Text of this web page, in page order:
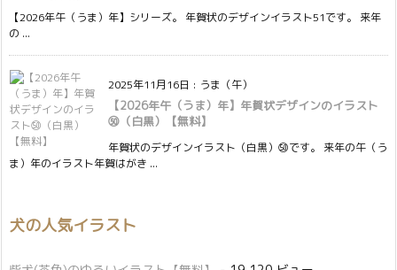
【2026年午（うま）年】シリーズ。 年賀状のデザインイラスト51です。 来年
の ...
2025年11月16日 : うま（午）
【2026年午（うま）年】年賀状デザインのイラスト
㊿（白黒）【無料】
年賀状のデザインイラスト（白黒）㊿です。 来年の午（う
ま）年のイラスト年賀はがき ...
犬の人気イラスト